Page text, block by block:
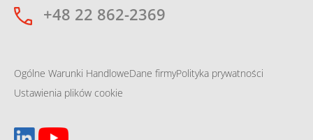
+48 22 862-2369
Ogólne Warunki HandloweDane firmyPolityka prywatności
Ustawienia plików cookie